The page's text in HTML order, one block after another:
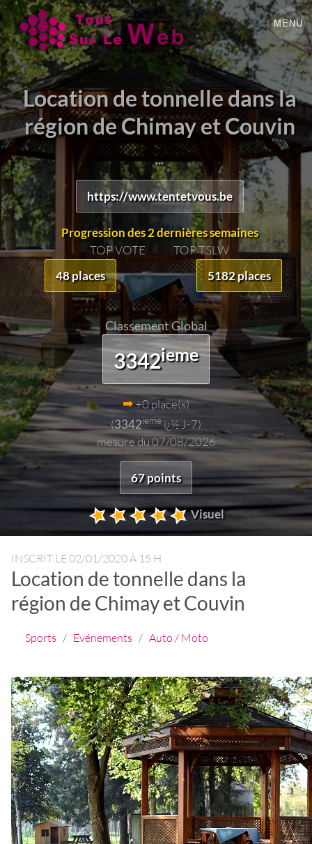
MENU
Location de tonnelle dans la
région de Chimay et Couvin
...
https://www.tentetvous.be
Progression des 2 dernières semaines
TOP VOTE
48 places
TOP TSLW
5182 places
Classement Global
3342ieme
+0 place(s)
(3342iemeï¿½ J-7)
mesure du 07/08/2026
67 points
Visuel
INSCRIT LE02/01/2020 À 15 H
Location de tonnelle dans la
région de Chimay et Couvin
Sports / Evénements / Auto / Moto